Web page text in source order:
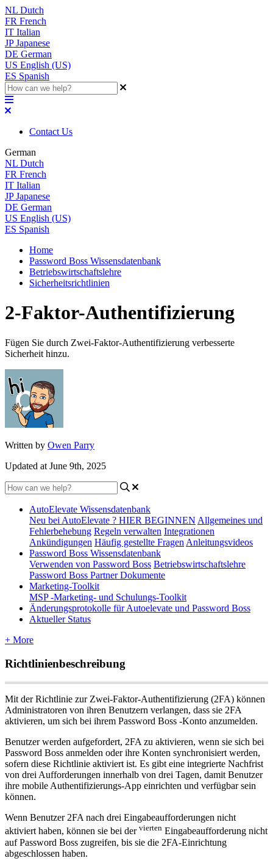
NL Dutch
FR French
IT Italian
JP Japanese
DE German
US English (US)
ES Spanish
Contact Us
German
NL Dutch
FR French
IT Italian
JP Japanese
DE German
US English (US)
ES Spanish
Home
Password Boss Wissensdatenbank
Betriebswirtschaftslehre
Sicherheitsrichtlinien
2-Faktor-Authentifizierung
Fügen Sie durch Zwei-Faktor-Authentifizierung verbesserte
Sicherheit hinzu.
Written by Owen Parry
Updated at June 9th, 2025
AutoElevate Wissensdatenbank
Neu bei AutoElevate ? HIER BEGINNEN Allgemeines und
Fehlerbehebung Regeln verwalten Integrationen
Ankündigungen Häufig gestellte Fragen Anleitungsvideos
Password Boss Wissensdatenbank
Verwenden von Password Boss Betriebswirtschaftslehre
Password Boss Partner Dokumente
Marketing-Toolkit
MSP -Marketing- und Schulungs-Toolkit
Änderungsprotokolle für Autoelevate und Password Boss
Aktueller Status
+ More
Richtlinienbeschreibung
Mit der Richtlinie zur Zwei-Faktor-Authentifizierung (2FA) können
Administratoren von ihren Benutzern verlangen, dass sie 2FA
aktivieren, um sich bei ihrem Password Boss -Konto anzumelden.
Benutzer werden aufgefordert, 2FA zu aktivieren, wenn sie sich bei
Password Boss anmelden oder ihre Konten synchronisiert werden,
sofern diese Richtlinie aktiviert ist. Es gibt eine integrierte Nachfrist
von drei Aufforderungen innerhalb von drei Tagen, damit Benutzer
ihre mobile Authentifizierungs-App einrichten und verfügbar sein
können.
Wenn Benutzer 2FA nach drei Eingabeaufforderungen nicht
aktiviert haben, können sie bei der vierten Eingabeaufforderung nicht
auf Password Boss zugreifen, bis sie die 2FA-Einrichtung
abgeschlossen haben.